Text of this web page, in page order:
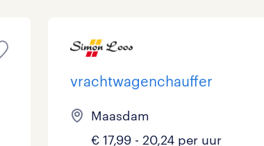
vrachtwagenchauffer
Maasdam
€ 17,99 - 20,24 per uur